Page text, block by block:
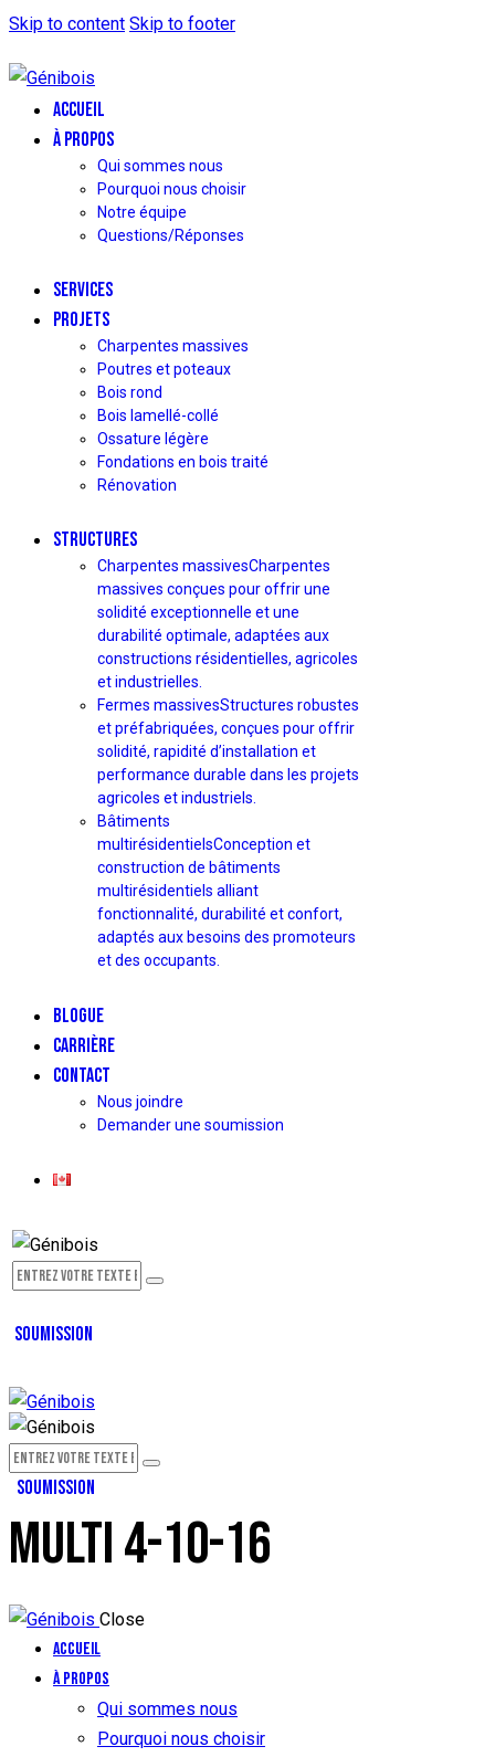
Skip to content Skip to footer
ACCUEIL
À PROPOS
Qui sommes nous
Pourquoi nous choisir
Notre équipe
Questions/Réponses
SERVICES
PROJETS
Charpentes massives
Poutres et poteaux
Bois rond
Bois lamellé-collé
Ossature légère
Fondations en bois traité
Rénovation
STRUCTURES
Charpentes massivesCharpentes
massives conçues pour offrir une
solidité exceptionnelle et une
durabilité optimale, adaptées aux
constructions résidentielles, agricoles
et industrielles.
Fermes massivesStructures robustes
et préfabriquées, conçues pour offrir
solidité, rapidité d’installation et
performance durable dans les projets
agricoles et industriels.
Bâtiments
multirésidentielsConception et
construction de bâtiments
multirésidentiels alliant
fonctionnalité, durabilité et confort,
adaptés aux besoins des promoteurs
et des occupants.
BLOGUE
CARRIÈRE
CONTACT
Nous joindre
Demander une soumission
SOUMISSION
SOUMISSION
MULTI 4-10-16
Close
Accueil
À propos
Qui sommes nous
Pourquoi nous choisir